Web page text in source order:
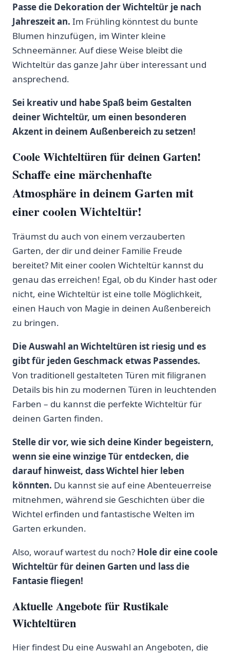
Passe die Dekoration ⁣der‌ Wichteltür je ⁤nach
Jahreszeit an. Im⁢ Frühling könntest du bunte‌
Blumen ⁢hinzufügen, im Winter kleine
Schneemänner.⁢ Auf ⁢diese Weise bleibt ​die
Wichteltür‌ das ganze Jahr über interessant ⁣und⁤
ansprechend.
Sei kreativ und habe Spaß beim⁤ Gestalten⁢
deiner Wichteltür, um einen besonderen
Akzent in deinem Außenbereich ⁣zu setzen!
Coole Wichteltüren für ⁤deinen Garten!
Schaffe eine märchenhafte
Atmosphäre in deinem Garten ⁢mit
einer coolen Wichteltür!
Träumst du auch⁣ von einem verzauberten​
Garten, der dir und deiner Familie Freude
bereitet? Mit einer coolen Wichteltür kannst du
genau das erreichen! Egal, ob du ⁢Kinder hast oder
nicht, eine Wichteltür ist eine tolle Möglichkeit,
einen Hauch von ⁤Magie ​in deinen Außenbereich
zu bringen.
Die Auswahl an Wichteltüren ist riesig ⁣und es
gibt für ‌jeden Geschmack etwas Passendes.
Von traditionell gestalteten Türen ⁤mit filigranen⁤
Details bis hin zu modernen Türen in leuchtenden
Farben – du kannst die perfekte Wichteltür für
deinen ‍Garten finden.
Stelle​ dir vor, wie sich deine Kinder begeistern,⁣
wenn sie eine⁢ winzige Tür entdecken, die⁤
darauf‍ hinweist, dass Wichtel⁤ hier leben
‌könnten. Du ⁢kannst sie auf eine Abenteuerreise
mitnehmen, ‌während sie Geschichten über​ die
Wichtel erfinden und fantastische Welten⁣ im
Garten erkunden.
Also, worauf wartest du noch? Hole dir eine coole
Wichteltür für deinen Garten und lass die
Fantasie fliegen!
Aktuelle Angebote für Rustikale
Wichteltüren
Hier findest ⁤Du eine Auswahl an‍ Angeboten, die